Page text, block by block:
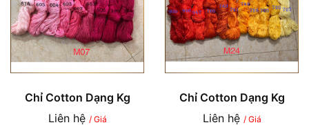
Chỉ Cotton Dạng Kg
Liên hệ / Giá
Chỉ Cotton Dạng Kg
Liên hệ / Giá